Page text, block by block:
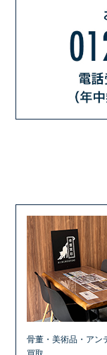
骨董・美術品・アン